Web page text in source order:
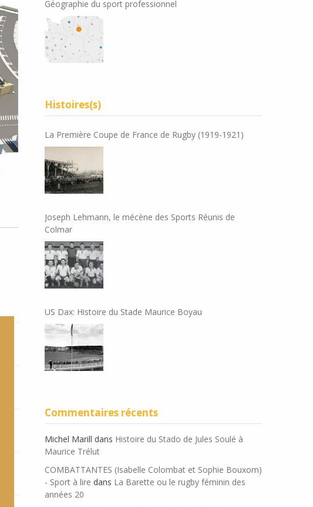
Géographie du sport professionnel
Histoires(s)
La Première Coupe de France de Rugby (1919-1921)
Joseph Lehmann, le mécène des Sports Réunis de
Colmar
US Dax: Histoire du Stade Maurice Boyau
Commentaires récents
Michel Marill dans Histoire du Stado de Jules Soulé à
Maurice Trélut
COMBATTANTES (Isabelle Colombat et Sophie Bouxom)
- Sport à lire dans La Barette ou le rugby féminin des
années 20